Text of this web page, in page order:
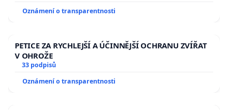
Oznámení o transparentnosti
PETICE ZA RYCHLEJŠÍ A ÚČINNĚJŠÍ OCHRANU ZVÍŘAT
V OHROŽE
33 podpisů
Oznámení o transparentnosti